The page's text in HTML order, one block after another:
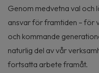
Genom medvetna val och
ansvar för framtiden – för
och kommande
naturlig del av vår
fortsatta arbete framåt.